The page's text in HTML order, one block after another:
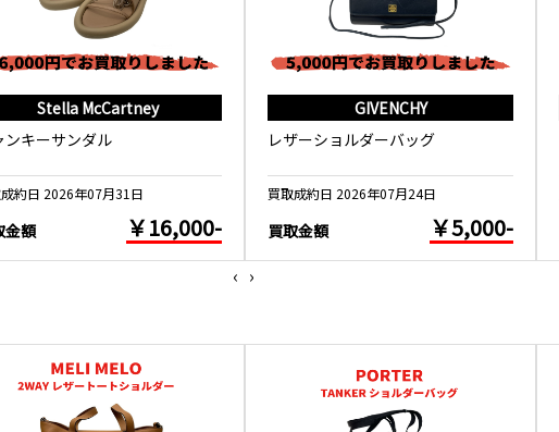
Stella McCartney
ンキーサンダル
約日 2026年07月31日
金額 ￥16,000-
GIVENCHY
レザーショルダーバッグ
買取成約日 2026年07月24日
買取金額 ￥5,000-
‹ ›